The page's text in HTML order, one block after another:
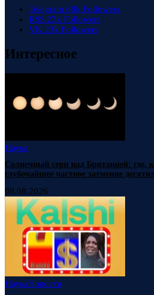
Telegram 88k Followers
RSS 23k Followers
VK 23k Followers
Интересное
Наука
Солнечный серп над Британией: где,
глубочайшее частное затмение
08.08.2026
НаукаНовости